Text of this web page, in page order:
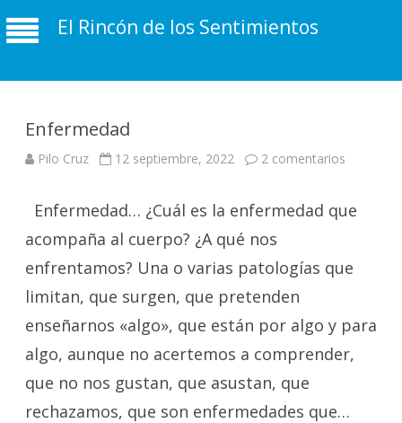
El Rincón de los Sentimientos
Enfermedad
Pilo Cruz 12 septiembre, 2022 2 comentarios
Enfermedad… ¿Cuál es la enfermedad que
acompaña al cuerpo? ¿A qué nos
enfrentamos? Una o varias patologías que
limitan, que surgen, que pretenden
enseñarnos «algo», que están por algo y para
algo, aunque no acertemos a comprender,
que no nos gustan, que asustan, que
rechazamos, que son enfermedades que…